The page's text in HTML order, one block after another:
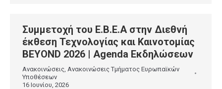
Συμμετοχή του Ε.Β.Ε.Α στην Διεθνή
έκθεση Τεχνολογίας και Καινοτομίας
BEYOND 2026 | Αgenda Εκδηλώσεων
Ανακοινώσεις, Ανακοινώσεις Τμήματος Ευρωπαϊκών
Υποθέσεων
16 Ιουνίου, 2026